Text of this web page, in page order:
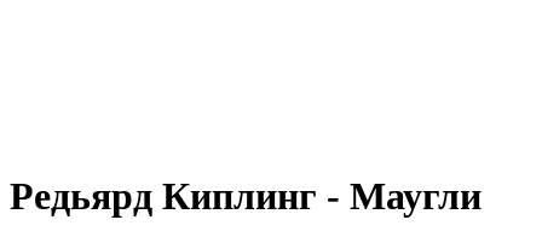
Редьярд Киплинг - Маугли